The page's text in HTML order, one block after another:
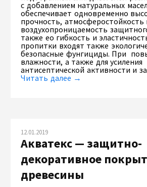
с добавлением натуральных
обеспечивает одновременно
прочность, атмосферостойкость
воздухопроницаемость
также ео гибкость и
пропитки входят также
безопасные фунгициды. При
влажности, а также для усиления
антисептической активности и
Читать далее →
12.01.2019
Акватекс — защитно-
декоративное
древесины